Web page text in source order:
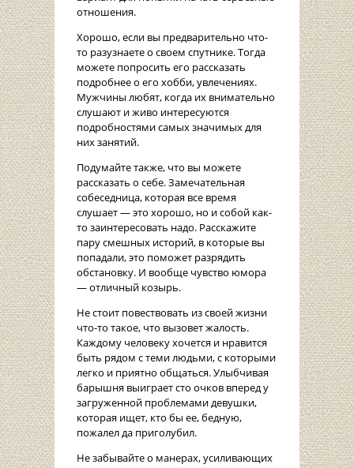
отношения.
Хорошо, если вы предварительно что-
то разузнаете о своем спутнике. Тогда
можете попросить его рассказать
подробнее о его хобби, увлечениях.
Мужчины любят, когда их внимательно
слушают и живо интересуются
подробностями самых значимых для
них занятий.
Подумайте также, что вы можете
рассказать о себе. Замечательная
собеседница, которая все время
слушает — это хорошо, но и собой как-
то заинтересовать надо. Расскажите
пару смешных историй, в которые вы
попадали, это поможет разрядить
обстановку. И вообще чувство юмора
— отличный козырь.
Не стоит повествовать из своей жизни
что-то такое, что вызовет жалость.
Каждому человеку хочется и нравится
быть рядом с теми людьми, с которыми
легко и приятно общаться. Улыбчивая
барышня выиграет сто очков вперед у
загруженной проблемами девушки,
которая ищет, кто бы ее, бедную,
пожалел да приголубил.
Не забывайте о манерах, усиливающих